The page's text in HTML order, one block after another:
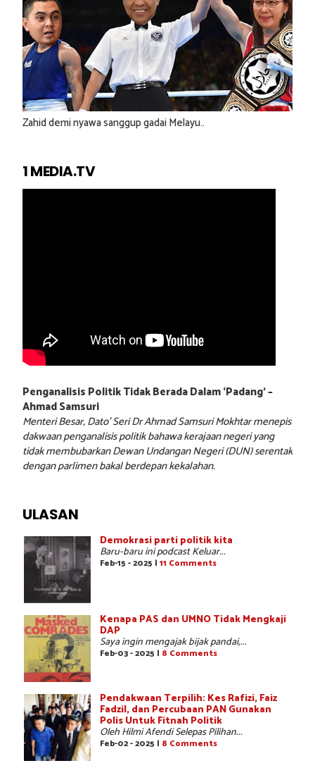
Zahid demi nyawa sanggup gadai Melayu..
1 MEDIA.TV
Penganalisis Politik Tidak Berada Dalam ‘Padang’ –
Ahmad Samsuri
Menteri Besar, Dato’ Seri Dr Ahmad Samsuri Mokhtar menepis
dakwaan penganalisis politik bahawa kerajaan negeri yang
tidak membubarkan Dewan Undangan Negeri (DUN) serentak
dengan parlimen bakal berdepan kekalahan.
ULASAN
Demokrasi parti politik kita
Baru-baru ini podcast Keluar...
Feb-15 - 2025 | 11 Comments
Kenapa PAS dan UMNO Tidak Mengkaji
DAP
Saya ingin mengajak bijak pandai,...
Feb-03 - 2025 | 8 Comments
Pendakwaan Terpilih: Kes Rafizi, Faiz
Fadzil, dan Percubaan PAN Gunakan
Polis Untuk Fitnah Politik
Oleh Hilmi Afendi Selepas Pilihan...
Feb-02 - 2025 | 8 Comments